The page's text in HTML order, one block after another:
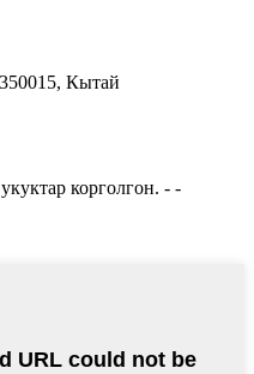
Кытай
корголгон. - -